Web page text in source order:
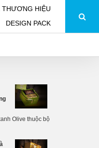
THƯƠNG HIỆU
DESIGN PACK
Olive thuộc bộ